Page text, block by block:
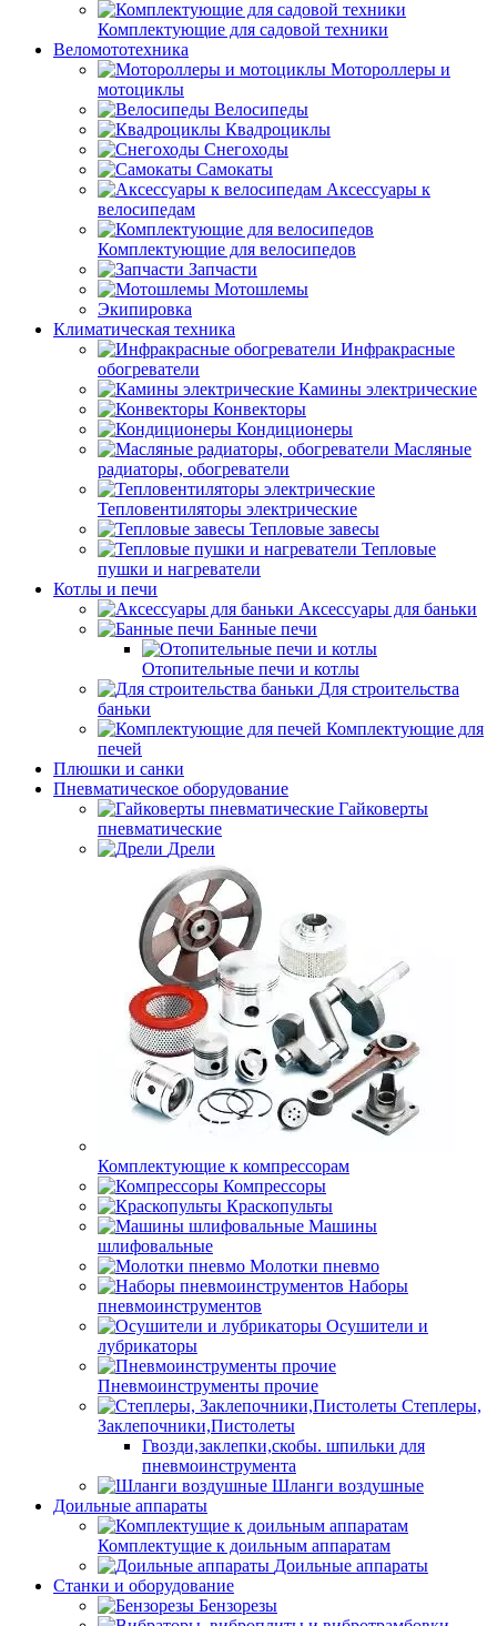
Комплектующие для садовой техники
Веломототехника
Мотороллеры и
мотоциклы
Велосипеды
Квадроциклы
Снегоходы
Самокаты
Аксессуары к
велосипедам
Комплектующие для велосипедов
Запчасти
Мотошлемы
Экипировка
Климатическая техника
Инфракрасные
обогреватели
Камины электрические
Конвекторы
Кондиционеры
Масляные
радиаторы, обогреватели
Тепловентиляторы электрические
Тепловые завесы
Тепловые
пушки и нагреватели
Котлы и печи
Аксессуары для баньки
Банные печи
Отопительные печи и котлы
Для строительства
баньки
Комплектующие для
печей
Плюшки и санки
Пневматическое оборудование
Гайковерты
пневматические
Дрели
Комплектующие к компрессорам
Компрессоры
Краскопульты
Машины
шлифовальные
Молотки пневмо
Наборы
пневмоинструментов
Осушители и
лубрикаторы
Пневмоинструменты прочие
Степлеры,
Заклепочники,Пистолеты
Гвозди,заклепки,скобы. шпильки для
пневмоинструмента
Шланги воздушные
Доильные аппараты
Комплектущие к доильным аппаратам
Доильные аппараты
Станки и оборудование
Бензорезы